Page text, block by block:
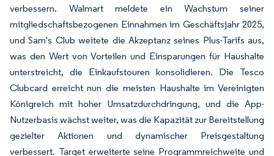
verbessern. Walmart meldete ein Wachstum seiner
mitgliedschaftsbezogenen Einnahmen im Geschäftsjahr 2025,
und Sam's Club weitete die Akzeptanz seines Plus-Tarifs aus,
was den Wert von Vorteilen und Einsparungen für Haushalte
unterstreicht, die Einkaufstouren konsolidieren. Die Tesco
Clubcard erreicht nun die meisten Haushalte im Vereinigten
Königreich mit hoher Umsatzdurchdringung, und die App-
Nutzerbasis wächst weiter, was die Kapazität zur Bereitstellung
gezielter Aktionen und dynamischer Preisgestaltung
verbessert. Target erweiterte seine Programmreichweite und